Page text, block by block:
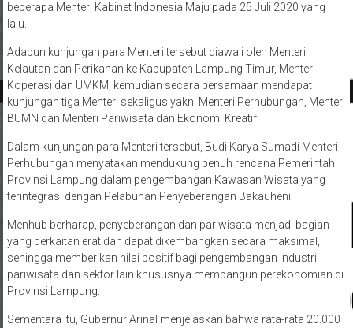
beberapa Menteri Kabinet Indonesia Maju pada 25 Juli 2020 yang
lalu.
Adapun kunjungan para Menteri tersebut diawali oleh Menteri
Kelautan dan Perikanan ke Kabupaten Lampung Timur, Menteri
Koperasi dan UMKM, kemudian secara bersamaan mendapat
kunjungan tiga Menteri sekaligus yakni Menteri Perhubungan, Menteri
BUMN dan Menteri Pariwisata dan Ekonomi Kreatif.
Dalam kunjungan para Menteri tersebut, Budi Karya Sumadi Menteri
Perhubungan menyatakan mendukung penuh rencana Pemerintah
Provinsi Lampung dalam pengembangan Kawasan Wisata yang
terintegrasi dengan Pelabuhan Penyeberangan Bakauheni.
Menhub berharap, penyeberangan dan pariwisata menjadi bagian
yang berkaitan erat dan dapat dikembangkan secara maksimal,
sehingga memberikan nilai positif bagi pengembangan industri
pariwisata dan sektor lain khususnya membangun perekonomian di
Provinsi Lampung.
Sementara itu, Gubernur Arinal menjelaskan bahwa rata-rata 20.000